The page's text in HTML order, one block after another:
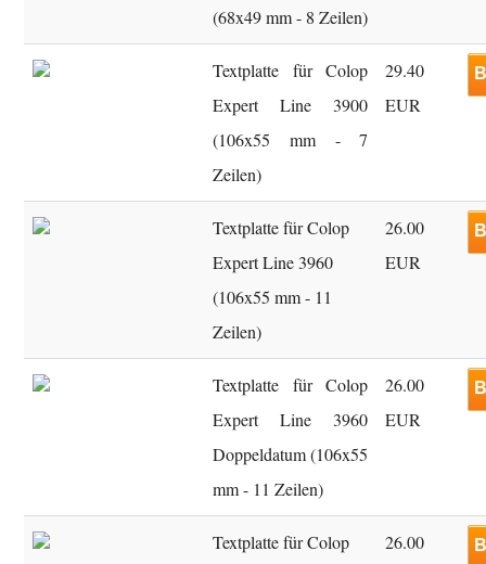
(68x49 mm - 8 Zeilen)
Textplatte für Colop
Expert Line 3900
(106x55 mm - 7
Zeilen)
29.40
EUR
Textplatte für Colop
Expert Line 3960
(106x55 mm - 11
Zeilen)
26.00
EUR
Textplatte für Colop
Expert Line 3960
Doppeldatum (106x55
mm - 11 Zeilen)
26.00
EUR
Textplatte für Colop
26.00